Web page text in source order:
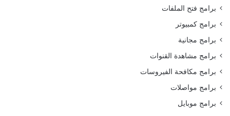
برامج فتح الملفات
برامج كمبيوتر
برامج مجانية
برامج مشاهدة القنوات
برامج مكافحة الفيروسات
برامج مواصلات
برامج موبايل